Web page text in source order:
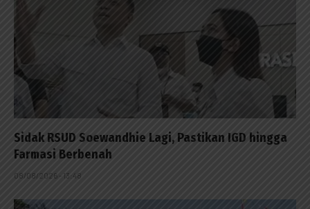
Sidak RSUD Soewandhie Lagi, Pastikan IGD hingga
Farmasi Berbenah
08/08/2026 - 13:48